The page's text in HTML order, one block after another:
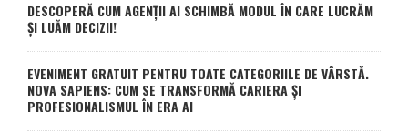
DESCOPERĂ CUM AGENȚII AI SCHIMBĂ MODUL ÎN CARE LUCRĂM
ȘI LUĂM DECIZII!
EVENIMENT GRATUIT PENTRU TOATE CATEGORIILE DE VÂRSTĂ.
NOVA SAPIENS: CUM SE TRANSFORMĂ CARIERA ȘI
PROFESIONALISMUL ÎN ERA AI